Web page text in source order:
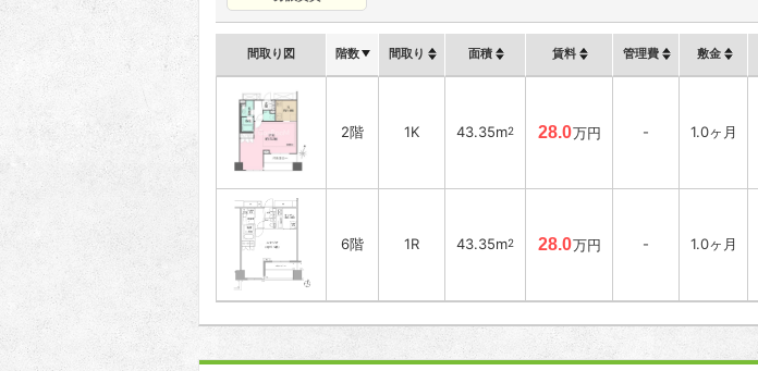
間取り図 階数 間取り 面積 賃料 管理費 敷金
2階 1K 43.35m2 28.0万円 - 1.0ヶ月
6階 1R 43.35m2 28.0万円 - 1.0ヶ月